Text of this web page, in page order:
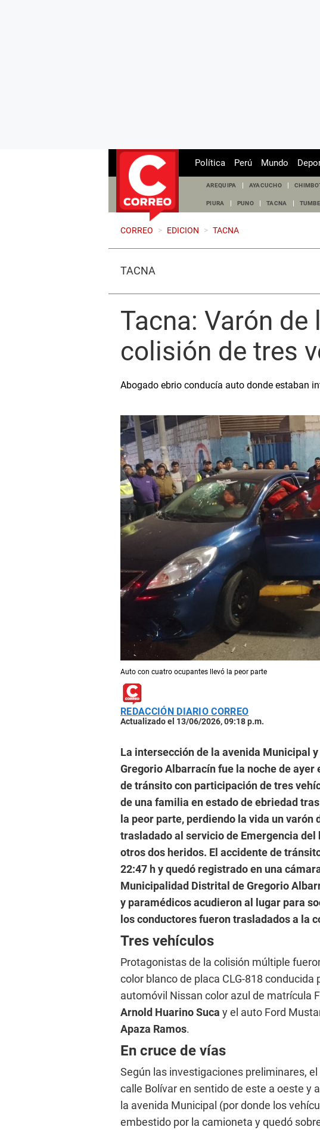
Política Perú Mundo
AREQUIPA AYACUCHO
PIURA PUNO TACNA
CORREO > EDICION > TACNA
TACNA
Tacna: Varón
colisión de tres
Abogado ebrio conducía auto donde estaban
Auto con cuatro ocupantes llevó la peor parte
REDACCIÓN DIARIO CORREO
Actualizado el 13/06/2026, 09:18 p.m.
La intersección de la avenida Municipal
Gregorio Albarracín fue la noche de
de tránsito con participación de tres
de una familia en estado de ebriedad
la peor parte, perdiendo la vida un varón
trasladado al servicio de Emergencia
otros dos heridos. El accidente de
22:47 h y quedó registrado en una
Municipalidad Distrital de Gregorio
y paramédicos acudieron al lugar para
los conductores fueron trasladados a la
Tres vehículos
Protagonistas de la colisión múltiple
color blanco de placa CLG-818 conducida
automóvil Nissan color azul de matrícula
Arnold Huarino Suca y el auto Ford
Apaza Ramos.
En cruce de vías
Según las investigaciones preliminares,
calle Bolívar en sentido de este a oeste y
la avenida Municipal (por donde los
embestido por la camioneta y quedó